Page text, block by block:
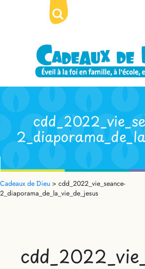
Cadeaux de Dieu > cdd_2022_vie_seance-
2_diaporama_de_la_vie_de_jesus